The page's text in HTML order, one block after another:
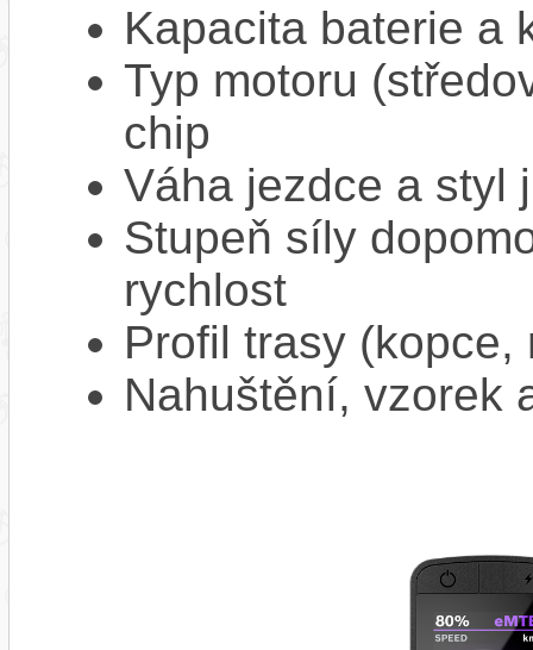
Kapacita baterie a
Typ motoru
chip
Váha jezdce a styl
Stupeň síly
rychlost
Profil trasy
Nahuštění, vzorek